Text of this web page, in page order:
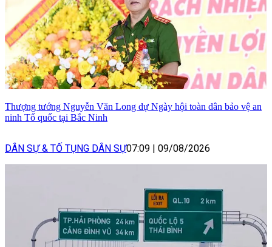
Thượng tướng Nguyễn Văn Long dự Ngày hội toàn dân bảo vệ an
ninh Tổ quốc tại Bắc Ninh
DÂN SỰ & TỐ TỤNG DÂN SỰ07:09 09/08/2026